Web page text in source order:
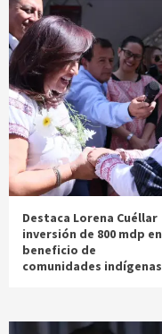
Destaca Lorena Cuéllar
inversión de 800 mdp en
beneficio de
comunidades indígenas